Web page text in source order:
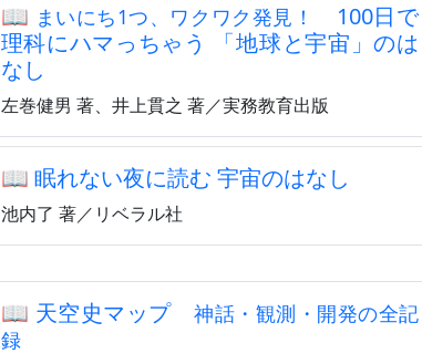
📖 まいにち1つ、ワクワク発見！
100日で
理科にハマっちゃう 「地球と宇宙」のは
なし
左巻健男 著、井上貫之 著／実務教育出版
📖 眠れない夜に読む 宇宙のはなし
池内了 著／リベラル社
📖 天空史マップ 神話・観測・開発の全記
録